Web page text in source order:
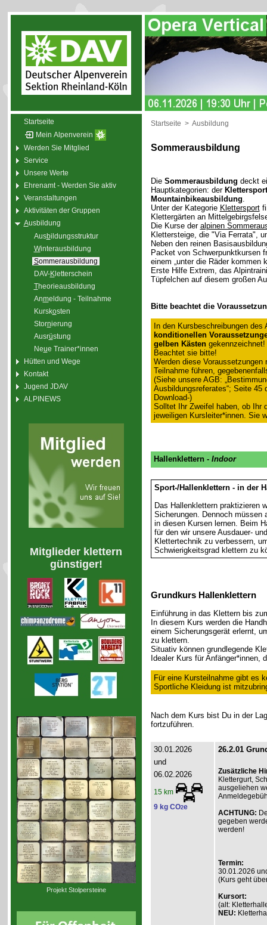
Startseite
Mein Alpenverein
Werden Sie Mitglied
Service
Unsere Werte
Ehrenamt - Werden Sie aktiv
Veranstaltungen
Aktivitäten der Gruppen
Ausbildung
Ausbildungsstruktur
Winterausbildung
Sommerausbildung
DAV-Kletterschein
Theorieausbildung
Anmeldung - Teilnahme
Kurskosten
Stornierung
Ausrüstung
Neue Trainer*innen
Hütten und Wege
Kontakt
Jugend JDAV
ALPINEWS
Mitglieder klettern
günstiger!
Projekt Stolpersteine
Startseite > Ausbildung
Sommerausbildung
Die Sommerausbildung deckt
Hauptkategorien: der
Mountainbikeausbildung.
Unter der Kategorie Klettersport
Klettergärten an
Die Kurse der alpinen
Klettersteige, die "Via Ferrata",
Neben den reinen
Packet von Schwerpunktkursen
einem „unter die Räder kommen
Erste Hilfe Extrem, das
Tüpfelchen auf diesem großen
Bitte beachtet die
In den Kursbeschreibungen
konditionellen
gelben Kästengekennzeichnet!
Beachtet sie bitte!
Werden diese
Teilnahme führen,
(Siehe unsere AGB:
Ausbildungsreferates“; Seite 45
Download-)
Solltet Ihr Zweifel haben, ob Ihr
jeweiligen Kursleiter*innen. Sie
Hallenklettern - Indoor
Sport-/Hallenklettern - in der
Das Hallenklettern praktizieren
Sicherungen. Dennoch müssen
in diesen Kursen lernen. Beim
für den wir unsere Ausdauer-
Klettertechnik zu verbessern,
Schwierigkeitsgrad klettern zu
Grundkurs Hallenklettern
Einführung in das Klettern bis
In diesem Kurs werden die
einem Sicherungsgerät erlernt,
zu klettern.
Situativ können grundlegende
Idealer Kurs für Anfänger*innen,
Für eine Kursteilnahme gibt es
Sportliche Kleidung ist
Nach dem Kurs bist Du in der
fortzuführen.
30.01.2026
und
06.02.2026
15 km
9 kg CO2e
26.2.01
Zusätzliche
Klettergurt,
ausgeliehen
ACHTUNG:
gegeben
werden!
Termin:
30.01.2026
(Kurs geht
Kursort:
(alt:
NEU: